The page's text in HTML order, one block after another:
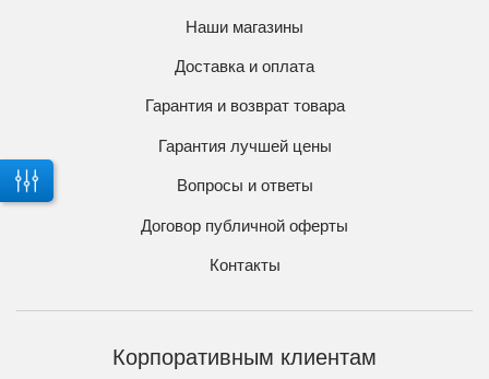
Наши магазины
Доставка и оплата
Гарантия и возврат товара
Гарантия лучшей цены
Вопросы и ответы
Договор публичной оферты
Контакты
Корпоративным клиентам